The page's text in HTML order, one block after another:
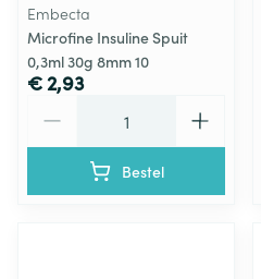
Embecta
Microfine Insuline Spuit
0,3ml 30g 8mm 10
€ 2,93
Bestel